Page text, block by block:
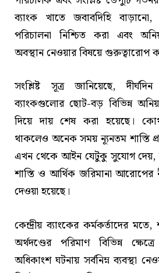
ব্যাংক খাতে জবাবদিহি
পরিচালনা নিশ্চিত করা এবং
অবস্থান নেওয়ার বিষয়ে গুরুত্বারোপ
সংশ্লিষ্ট সূত্র জানিয়েছে,
ব্যাংকগুলোর ছোট-বড় বিভিন্ন
দিয়ে দায় শেষ করা হয়েছে।
থাকলেও অনেক সময় ন্যূনতম শাস্তি
এখন থেকে আইন যেটুকু সুযোগ দেয়,
শাস্তি ও আর্থিক জরিমানা আরোপের
দেওয়া হয়েছে।
কেন্দ্রীয় ব্যাংকের কর্মকর্তাদের মতে,
অর্থদণ্ডের পরিমাণ বিভিন্ন
অধিকাংশ ঘটনায় সর্বনিম্ন ব্যবস্থা